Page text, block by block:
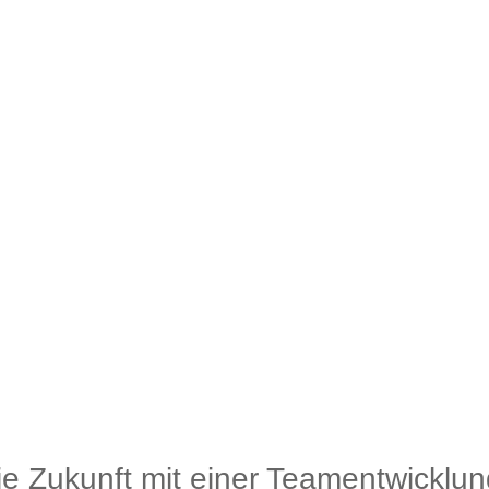
Zukunft mit einer